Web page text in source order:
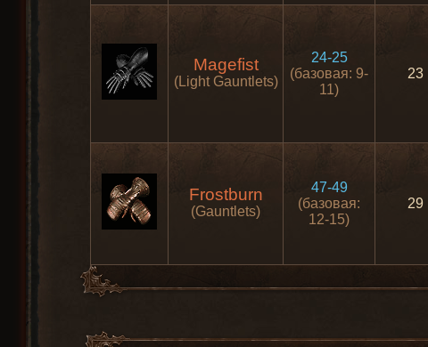
Magefist
(Light Gauntlets)
24-25
(базовая: 9-
11)
23
Frostburn
(Gauntlets)
47-49
(базовая:
12-15)
29